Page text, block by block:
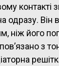
контакті
одразу. Він
ніж його
з